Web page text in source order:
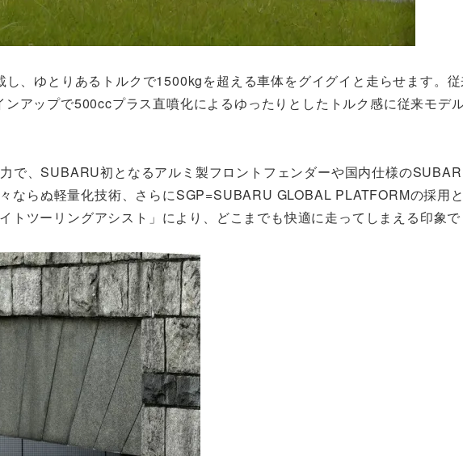
、ゆとりあるトルクで1500kgを超える車体をグイグイと走らせます。
アップで500ccプラス直噴化によるゆったりとしたトルク感に従来モデ
で、SUBARU初となるアルミ製フロントフェンダーや国内仕様の
ならぬ軽量化技術、さらにSGP=SUBARU GLOBAL PLATFORMの採用
トツーリングアシスト」により、どこまでも快適に走ってしまえる印象